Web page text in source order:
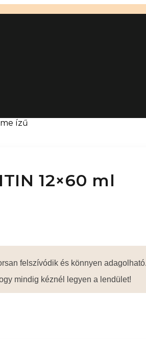
ízű
12×60 ml
felszívódik és könnyen
mindig kéznél legyen a lendület!